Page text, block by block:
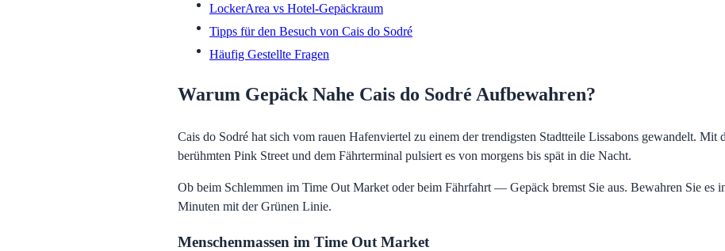
LockerArea vs Hotel-Gepäckraum
Tipps für den Besuch von Cais do Sodré
Häufig Gestellte Fragen
Warum Gepäck Nahe Cais do Sodré Aufbewahren?
Cais do Sodré hat sich vom rauen Hafenviertel zu einem der trendigsten Stadtteile Lissabons gewandelt. Mit
berühmten Pink Street und dem Fährterminal pulsiert es von morgens bis spät in die Nacht.
Ob beim Schlemmen im Time Out Market oder beim Fährfahrt — Gepäck bremst Sie aus. Bewahren Sie es
Minuten mit der Grünen Linie.
Menschenmassen im Time Out Market